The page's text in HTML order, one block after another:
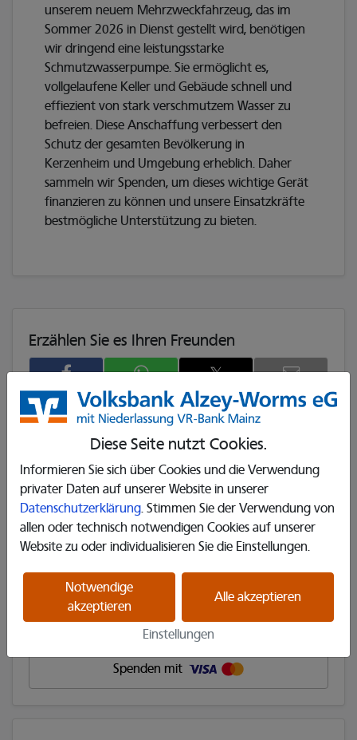
Diese Seite nutzt Cookies.
Informieren Sie sich über Cookies und die Verwendung
privater Daten auf unserer Website in unserer
Datenschutzerklärung. Stimmen Sie der Verwendung von
allen oder technisch notwendigen Cookies auf unserer
Website zu oder individualisieren Sie die Einstellungen.
Notwendige
akzeptieren
Alle akzeptieren
Einstellungen
unserem neuem Mehrzweckfahrzeug, das im
Sommer 2026 in Dienst gestellt wird, benötigen
wir dringend eine leistungsstarke
Schmutzwasserpumpe. Sie ermöglicht es,
vollgelaufene Keller und Gebäude schnell und
effiezient von stark verschmutzem Wasser zu
befreien. Diese Anschaffung verbessert den
Schutz der gesamten Bevölkerung in
Kerzenheim und Umgebung erheblich. Daher
sammeln wir Spenden, um dieses wichtige Gerät
finanzieren zu können und unsere Einsatzkräfte
bestmögliche Unterstützung zu bieten.
Erzählen Sie es Ihren Freunden
𝕏
Projekt unterstützen
Projekt unterstützen
Spenden mit
Spenden mit